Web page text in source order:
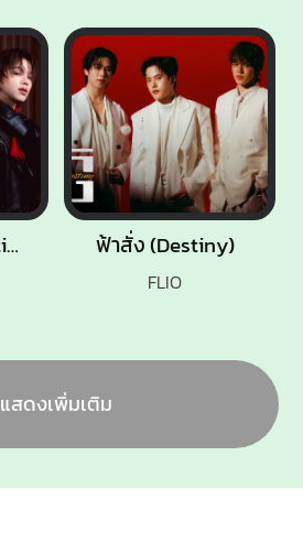
ฟ้าสั่ง (Destiny)
FLIO
ฟ้าสั่ง 天意 (Destiny) [Chinese Version]
แสดงเพิ่มเติม